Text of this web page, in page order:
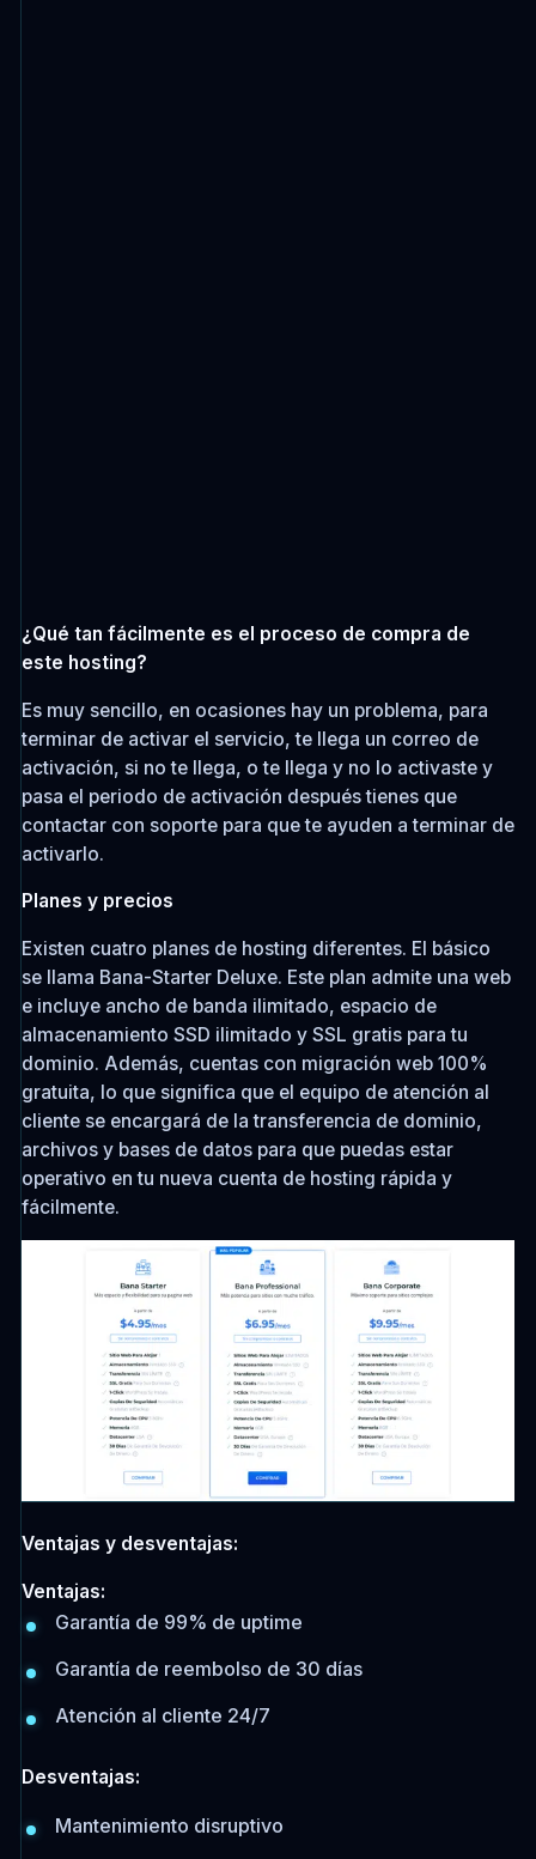
¿Qué tan fácilmente es el proceso de compra de
este hosting?
Es muy sencillo, en ocasiones hay un problema, para
terminar de activar el servicio, te llega un correo de
activación, si no te llega, o te llega y no lo activaste y
pasa el periodo de activación después tienes que
contactar con soporte para que te ayuden a terminar de
activarlo.
Planes y precios
Existen cuatro planes de hosting diferentes. El básico
se llama Bana-Starter Deluxe. Este plan admite una web
e incluye ancho de banda ilimitado, espacio de
almacenamiento SSD ilimitado y SSL gratis para tu
dominio. Además, cuentas con migración web 100%
gratuita, lo que significa que el equipo de atención al
cliente se encargará de la transferencia de dominio,
archivos y bases de datos para que puedas estar
operativo en tu nueva cuenta de hosting rápida y
fácilmente.
Ventajas y desventajas:
Ventajas:
Garantía de 99% de uptime
Garantía de reembolso de 30 días
Atención al cliente 24/7
Desventajas:
Mantenimiento disruptivo